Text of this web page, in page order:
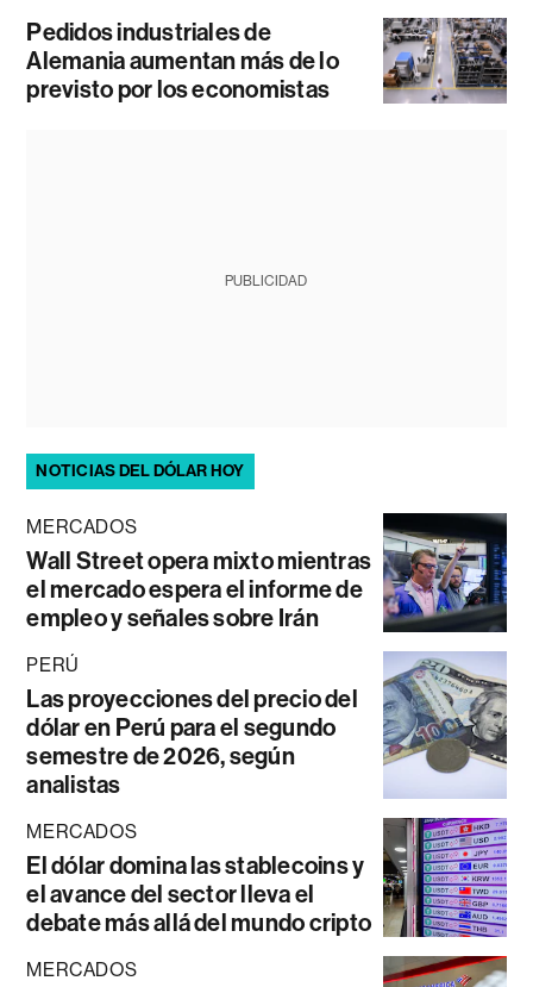
Pedidos industriales de
Alemania aumentan más de lo
previsto por los economistas
PUBLICIDAD
NOTICIAS DEL DÓLAR HOY
MERCADOS
Wall Street opera mixto mientras
el mercado espera el informe de
empleo y señales sobre Irán
PERÚ
Las proyecciones del precio del
dólar en Perú para el segundo
semestre de 2026, según
analistas
MERCADOS
El dólar domina las stablecoins y
el avance del sector lleva el
debate más allá del mundo cripto
MERCADOS